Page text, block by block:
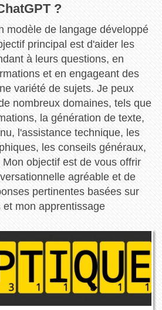
?
modèle de langage développé
principal est d'aider les
à leurs questions, en
et en engageant des
variété de sujets. Je peux
nombreux domaines, tels que
la génération de texte,
l'assistance technique, les
les conseils généraux,
objectif est de vous offrir
agréable et de
pertinentes basées sur
mon apprentissage